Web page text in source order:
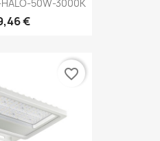
50W-3000K
€
favorite_border